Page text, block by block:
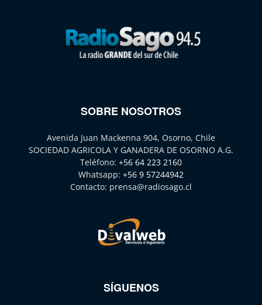
SOBRE NOSOTROS
Avenida Juan Mackenna 904, Osorno, Chile
SOCIEDAD AGRICOLA Y GANADERA DE OSORNO A.G.
Teléfono: +56 64 223 2160
Whatsapp: +56 9 57244942
Contacto: prensa@radiosago.cl
SÍGUENOS